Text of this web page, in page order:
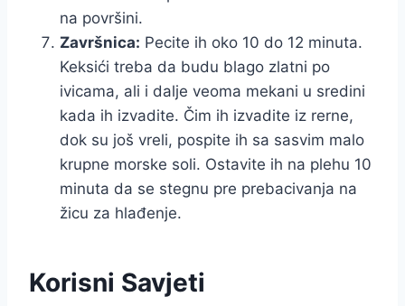
na površini.
Završnica: Pecite ih oko 10 do 12 minuta.
Keksići treba da budu blago zlatni po
ivicama, ali i dalje veoma mekani u sredini
kada ih izvadite. Čim ih izvadite iz rerne,
dok su još vreli, pospite ih sa sasvim malo
krupne morske soli. Ostavite ih na plehu 10
minuta da se stegnu pre prebacivanja na
žicu za hlađenje.
Korisni Savjeti